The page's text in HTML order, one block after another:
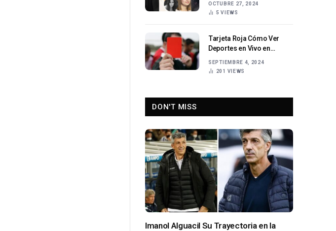
OCTUBRE 27, 2024
5VIEWS
Tarjeta Roja Cómo Ver
Deportes en Vivo en
SEPTIEMBRE 4, 2024
201 VIEWS
DON'T MISS
Imanol Alguacil Su Trayectoria en la